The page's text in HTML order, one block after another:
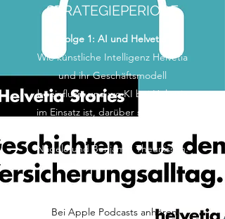
STRATEGIEPERIODE
Folge 1: AI und Helvetia
Wie künstliche Intelligenz Helvetia
und ihr Geschäftsmodell
beeinflusst und wo KI bei Helvetia
im Einsatz ist, darüber sprechen in
Nägele und Benjamin Theunissen.
Bei Apple Podcasts anhören